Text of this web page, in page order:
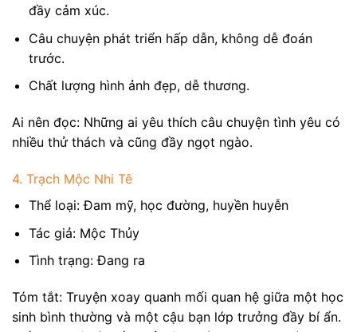
đầy cảm xúc.
Câu chuyện phát triển hấp dẫn, không dễ đoán
trước.
Chất lượng hình ảnh đẹp, dễ thương.
Ai nên đọc: Những ai yêu thích câu chuyện tình yêu có
nhiều thử thách và cũng đầy ngọt ngào.
4. Trạch Mộc Nhi Tê
Thể loại: Đam mỹ, học đường, huyền huyễn
Tác giả: Mộc Thủy
Tình trạng: Đang ra
Tóm tắt: Truyện xoay quanh mối quan hệ giữa một học
sinh bình thường và một cậu bạn lớp trưởng đầy bí ẩn.